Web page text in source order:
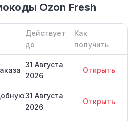
Ozon Fresh
Действует
до
Как
получить
31 Августа
2026
Открыть
31 Августа
2026
Открыть